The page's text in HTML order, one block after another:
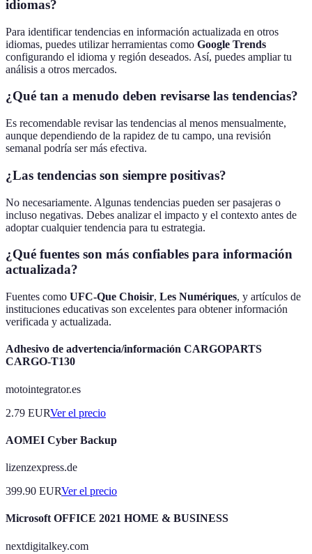
idiomas?
Para identificar tendencias en información actualizada en otros
idiomas, puedes utilizar herramientas como Google Trends
configurando el idioma y región deseados. Así, puedes ampliar tu
análisis a otros mercados.
¿Qué tan a menudo deben revisarse las tendencias?
Es recomendable revisar las tendencias al menos mensualmente,
aunque dependiendo de la rapidez de tu campo, una revisión
semanal podría ser más efectiva.
¿Las tendencias son siempre positivas?
No necesariamente. Algunas tendencias pueden ser pasajeras o
incluso negativas. Debes analizar el impacto y el contexto antes de
adoptar cualquier tendencia para tu estrategia.
¿Qué fuentes son más confiables para información
actualizada?
Fuentes como UFC-Que Choisir, Les Numériques, y artículos de
instituciones educativas son excelentes para obtener información
verificada y actualizada.
Adhesivo de advertencia/información CARGOPARTS
CARGO-T130
motointegrator.es
2.79 EURVer el precio
AOMEI Cyber Backup
lizenzexpress.de
399.90 EURVer el precio
Microsoft OFFICE 2021 HOME & BUSINESS
nextdigitalkey.com